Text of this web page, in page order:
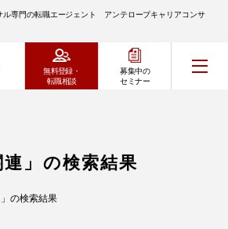
ル専門の転職エージェント アンテロープキャリアコンサ
無料登録・
転職相談
募集中の
セミナー
連」の検索結果
」の検索結果